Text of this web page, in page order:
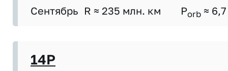
Сентябрь R ≈ 235 млн. км Porb ≈ 6,7
14P